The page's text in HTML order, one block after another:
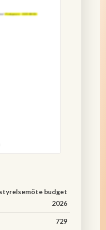
budget
2026
729